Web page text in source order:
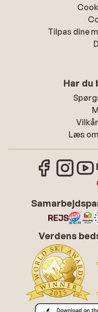
Tilpas dine
Har du
Læs
Verdens